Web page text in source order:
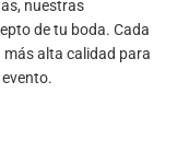
nuestras
de tu boda. Cada
alta calidad para